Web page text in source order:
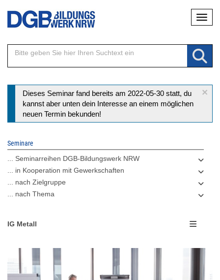
Direkt
Inhalt
×
Statusmeldung
Dieses Seminar fand bereits am 2022-05-30 statt, du
kannst aber unten dein Interesse an einem möglichen
neuen Termin bekunden!
Seminare
... Seminarreihen DGB-Bildungswerk NRW
... in Kooperation mit Gewerkschaften
... nach Zielgruppe
... nach Thema
IG Metall